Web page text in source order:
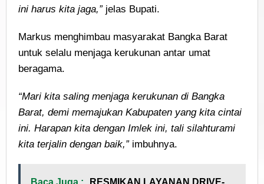
ini harus kita jaga,”jelas Bupati.
Markus menghimbau masyarakat Bangka Barat
untuk selalu menjaga kerukunan antar umat
beragama.
“Mari kita saling menjaga kerukunan di Bangka
Barat, demi memajukan Kabupaten yang kita cintai
ini. Harapan kita dengan Imlek ini, tali silahturami
kita terjalin dengan baik,”imbuhnya.